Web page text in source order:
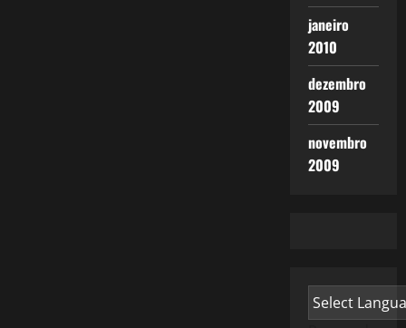
janeiro
2010
dezembro
2009
novembro
2009